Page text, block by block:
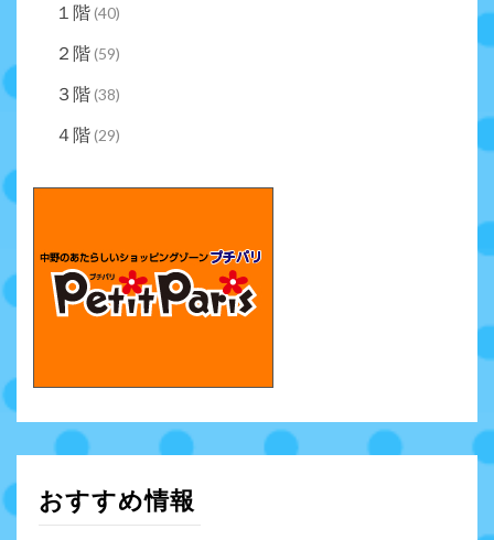
１階(40)
２階(59)
３階(38)
４階(29)
おすすめ情報